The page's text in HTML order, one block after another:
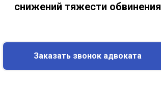
снижений тяжести обвинения
Заказать звонок адвоката